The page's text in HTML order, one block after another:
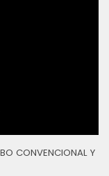
CONVENCIONAL Y